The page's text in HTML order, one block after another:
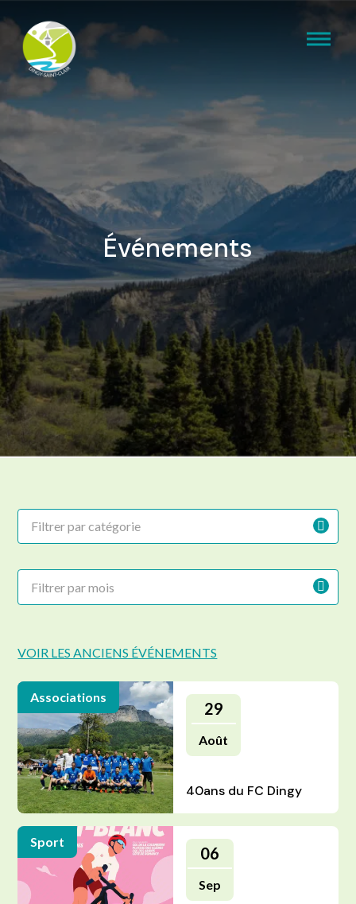
Événements
Filtrer par catégorie
Filtrer par mois
VOIR LES ANCIENS ÉVÉNEMENTS
Associations
29
Août
40ans du FC Dingy
Sport
06
Sep